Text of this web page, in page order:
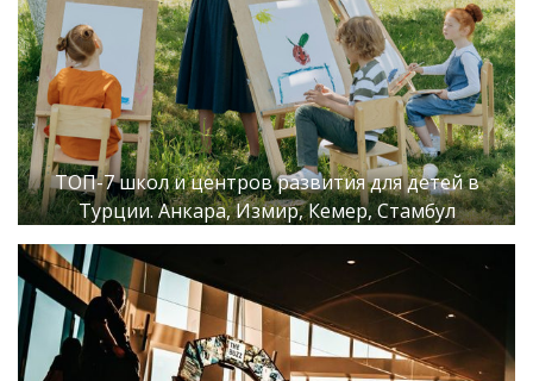
ТОП-7 школ и центров развития для детей в
Турции. Анкара, Измир, Кемер, Стамбул